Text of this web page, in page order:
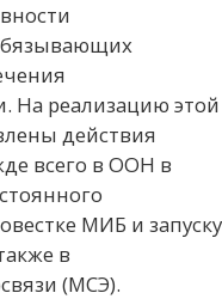
На реализацию этой
действия
всего в ООН в
МИБ и запуску
в
(МСЭ).